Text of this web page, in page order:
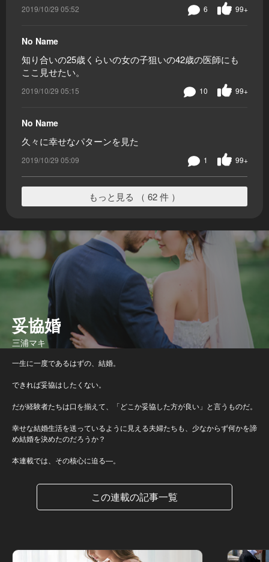
2019/10/29 05:52 99+
6
No Name
知り合いの25歳くらいの女の子狙いの42歳の医師にも
ここ見せたい。
2019/10/29 05:15 99+
10
No Name
久々に幸せなパターンを見た
2019/10/29 05:09 99+
1
もっと見る （ 62 件 ）
妥協婚
三浦マキ
一生に一度であるはずの、結婚。
できれば妥協はしたくない。
だが経験者たちは口を揃えて、「どこか妥協した方が良い」と言うものだ。
幸せな結婚生活を送っているように見える夫婦たちも、少なからず何かを諦
め結婚を決めたのだろうか？
本連載では、その核心に迫る―。
この連載の記事一覧